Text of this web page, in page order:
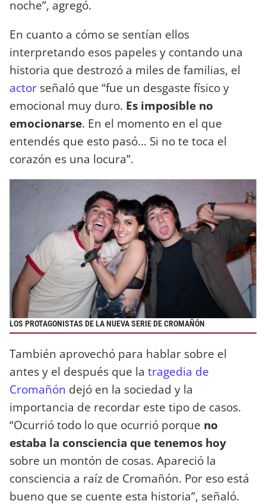
noche”, agregó.
En cuanto a cómo se sentían ellos
interpretando esos papeles y contando una
historia que destrozó a miles de familias, el
actor señaló que “fue un desgaste físico y
emocional muy duro. Es imposible no
emocionarse. En el momento en el que
entendés que esto pasó... Si no te toca el
corazón es una locura”.
LOS PROTAGONISTAS DE LA NUEVA SERIE DE CROMAÑÓN
También aprovechó para hablar sobre el
antes y el después que la tragedia de
Cromañón dejó en la sociedad y la
importancia de recordar este tipo de casos.
“Ocurrió todo lo que ocurrió porque no
estaba la consciencia que tenemos hoy
sobre un montón de cosas. Apareció la
consciencia a raíz de Cromañón. Por eso está
bueno que se cuente esta historia”, señaló.